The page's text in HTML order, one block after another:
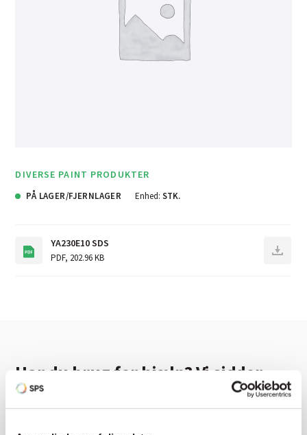
DIVERSE PAINT PRODUKTER
PÅ LAGER/FJERNLAGER Enhed: STK.
YA230E10 SDS
PDF, 202.96 KB
Har du brug for hjælp? Vi sidder
klar ved telefonen